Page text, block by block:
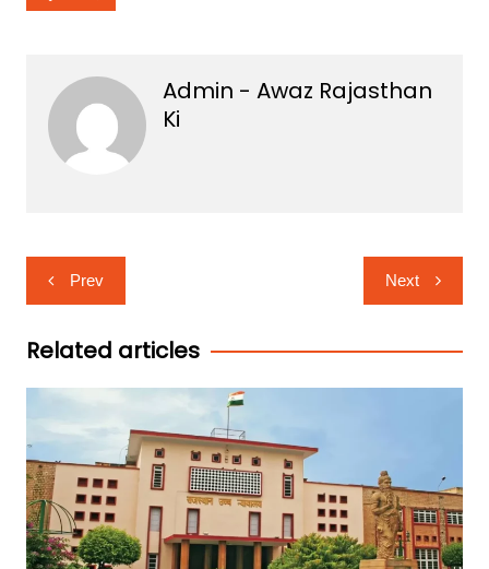
Admin - Awaz Rajasthan
Ki
Post
navigation
Prev Next
Related articles